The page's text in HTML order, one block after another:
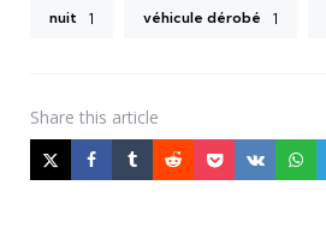
nuit 1 véhicule dérobé 1
Share this article